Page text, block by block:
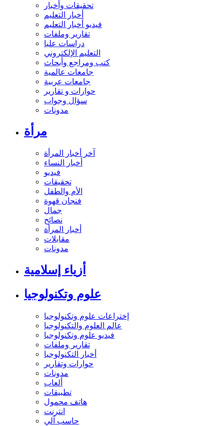
تحقيقات وأخبار
أخبار التعليم
فيديو أخبار التعليم
تقارير وملفات
دراسات عليا
التعليم الإلكتروني
كتب ومراجع وأبحاث
جامعات عالمية
جامعات عربية
حوارات و تقارير
سؤال وجواب
مدونات
مرأة
آخر أخبار المرأة
أخبار النساء
فيديو
تحقيقات
الأم والطفل
فنجان قهوة
جمال
نصائح
أخبار المرأة
مقابلات
مدونات
أزياء إسلامية
علوم وتكنولوجيا
إختراعات علوم وتكنولوجيا
عالم العلوم والتكنولوجيا
فيديو علوم وتكنولوجيا
تقارير وملفات
أخبار التكنولوجيا
حوارات وتقارير
مدونات
ألعاب
تطبيقات
هاتف محمول
انترنت
حاسب آلي